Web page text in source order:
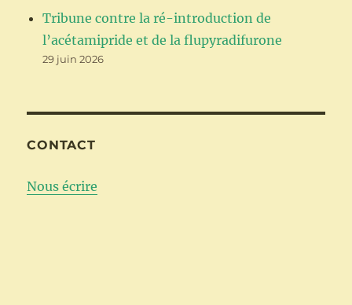
Tribune contre la ré-introduction de
l’acétamipride et de la flupyradifurone
29 juin 2026
CONTACT
Nous écrire